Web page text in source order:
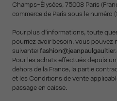
Champs-Élysées, 75008 Paris
commerce de Paris sous le numéro
Pour plus d’informations, toute
pourriez avoir besoin, vous pouvez
suivante:
Pour les achats effectués depuis
dehors de la France, la partie
et les Conditions de vente
passage en caisse.